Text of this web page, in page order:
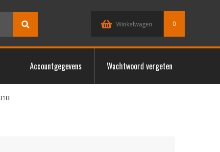
Winkelwagen 0
Accountgegevens Wachtwoord vergeten